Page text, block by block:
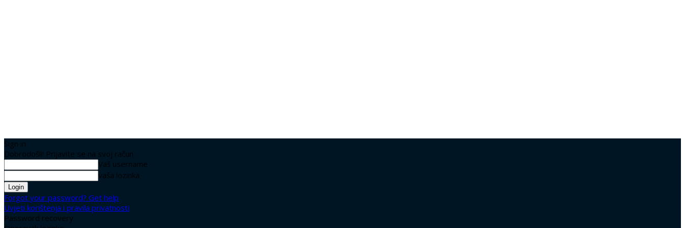
Sign in
Dobrodošli! Prijavite se na svoj račun
Vaš username
vaša lozinka
Forgot your password? Get help
Uvjeti korištenja i pravila privatnosti
Password recovery